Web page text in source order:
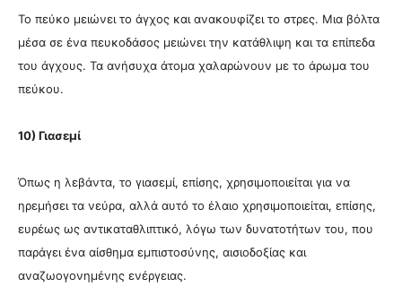
Το πεύκο μειώνει το άγχος και ανακουφίζει το στρες. Μια βόλτα
μέσα σε ένα πευκοδάσος μειώνει την κατάθλιψη και τα επίπεδα
του άγχους. Τα ανήσυχα άτομα χαλαρώνουν με το άρωμα του
πεύκου.
10) Γιασεμί
Όπως η λεβάντα, το γιασεμί, επίσης, χρησιμοποιείται για να
ηρεμήσει τα νεύρα, αλλά αυτό το έλαιο χρησιμοποιείται, επίσης,
ευρέως ως αντικαταθλιπτικό, λόγω των δυνατοτήτων του, που
παράγει ένα αίσθημα εμπιστοσύνης, αισιοδοξίας και
αναζωογονημένης ενέργειας.